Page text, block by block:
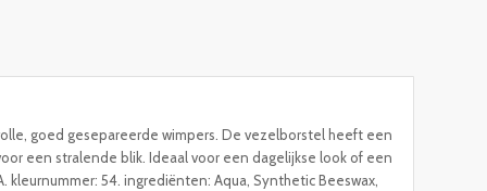
goed gesepareerde wimpers. De vezelborstel heeft een
een stralende blik. Ideaal voor een dagelijkse look of een
54. ingrediënten: Aqua, Synthetic Beeswax,